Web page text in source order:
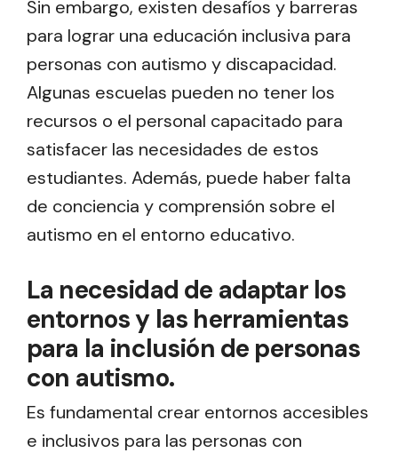
Sin embargo, existen desafíos y barreras
para lograr una educación inclusiva para
personas con autismo y discapacidad.
Algunas escuelas pueden no tener los
recursos o el personal capacitado para
satisfacer las necesidades de estos
estudiantes. Además, puede haber falta
de conciencia y comprensión sobre el
autismo en el entorno educativo.
La necesidad de adaptar los
entornos y las herramientas
para la inclusión de personas
con autismo.
Es fundamental crear entornos accesibles
e inclusivos para las personas con